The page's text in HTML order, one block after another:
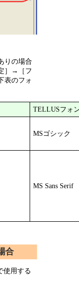
りの場合
］→［フ
表のフォ
TELLUSフォ
MSゴシック
MS Sans Serif
合
使用する